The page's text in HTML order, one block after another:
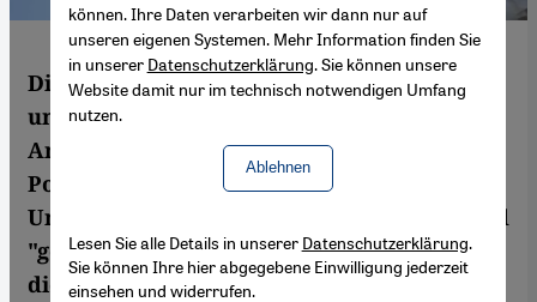
Die massiven Menschenrechtsverletzungen
und Verfolgungen politisch
Andersdenkender sind das Ergebnis einer
Politikformulierung, die nur den
Unterschied zwischen "für das Regime" und
"gegen das Regime" kennt und letztere in
die Nähe eines pauschalen
können. Ihre Daten verarbeiten wir dann nur auf
unseren eigenen Systemen. Mehr Information finden Sie
in unserer Datenschutzerklärung. Sie können unsere
Website damit nur im technisch notwendigen Umfang
nutzen.
Ablehnen
Lesen Sie alle Details in unserer Datenschutzerklärung.
Sie können Ihre hier abgegebene Einwilligung jederzeit
einsehen und widerrufen.